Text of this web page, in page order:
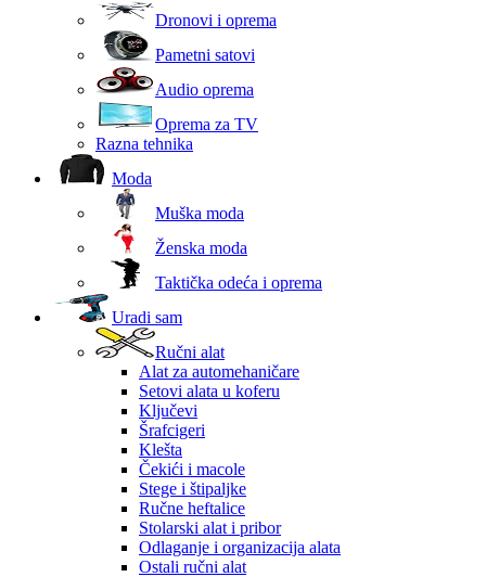
Dronovi i oprema
Pametni satovi
Audio oprema
Oprema za TV
Razna tehnika
Moda
Muška moda
Ženska moda
Taktička odeća i oprema
Uradi sam
Ručni alat
Alat za automehaničare
Setovi alata u koferu
Ključevi
Šrafcigeri
Klešta
Čekići i macole
Stege i štipaljke
Ručne heftalice
Stolarski alat i pribor
Odlaganje i organizacija alata
Ostali ručni alat